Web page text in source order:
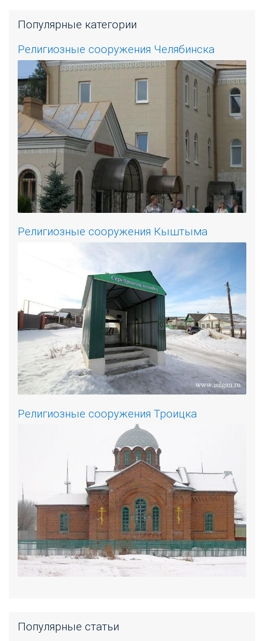
Популярные категории
Религиозные сооружения Челябинска
Религиозные сооружения Кыштыма
Религиозные сооружения Троицка
Популярные статьи